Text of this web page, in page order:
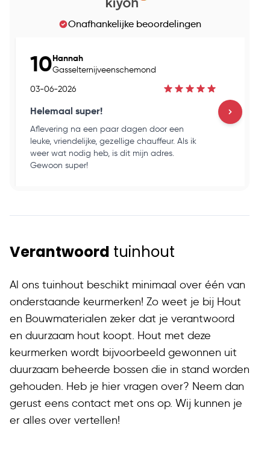
Onafhankelijke beoordelingen
10Hannah
Gasselternijveenschemond
03-06-2026
Helemaal super!
Aflevering na een paar dagen door een
leuke, vriendelijke, gezellige chauffeur. Als ik
weer wat nodig heb, is dit mijn adres.
Gewoon super!
Verantwoord tuinhout
Al ons tuinhout beschikt minimaal over één van
onderstaande keurmerken! Zo weet je bij Hout
en Bouwmaterialen zeker dat je verantwoord
en duurzaam hout koopt. Hout met deze
keurmerken wordt bijvoorbeeld gewonnen uit
duurzaam beheerde bossen die in stand worden
gehouden. Heb je hier vragen over? Neem dan
gerust eens contact met ons op. Wij kunnen je
er alles over vertellen!